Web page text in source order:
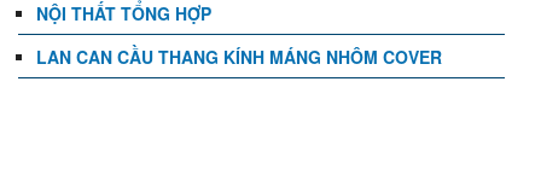
NỘI THẤT TỔNG HỢP
LAN CAN CẦU THANG KÍNH MÁNG NHÔM COVER